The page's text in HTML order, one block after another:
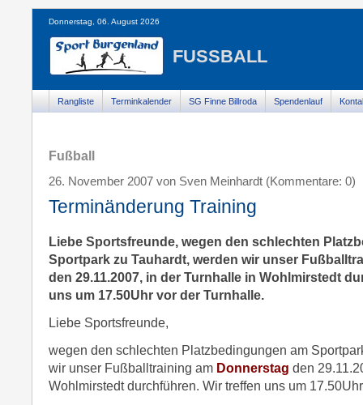
Donnerstag, 06. August 2026
FUSSBALL
Rangliste Terminkalender SG Finne Billroda Spendenlauf
Fußball
26. November 2007 von Sven Meinhardt (Kommentare: 0)
Terminänderung Training
Liebe Sportsfreunde, wegen den schlechten
Sportpark zu Tauhardt, werden wir unser
den 29.11.2007, in der Turnhalle in Wohlmirstedt
uns um 17.50Uhr vor der Turnhalle.
Liebe Sportsfreunde,
wegen den schlechten Platzbedingungen am
wir unser Fußballtraining am Donnerstag den
Wohlmirstedt durchführen. Wir treffen uns um